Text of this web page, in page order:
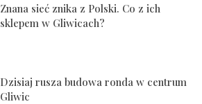
Znana sieć znika z Polski. Co z ich
sklepem w Gliwicach?
Dzisiaj rusza budowa ronda w centrum
Gliwic